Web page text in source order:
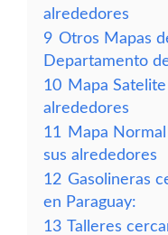
alrededores
9 Otros Mapas
Departamento
10 Mapa
alrededores
11
Mapa
sus alrededores
12 Gasolineras
en Paraguay:
13 Talleres